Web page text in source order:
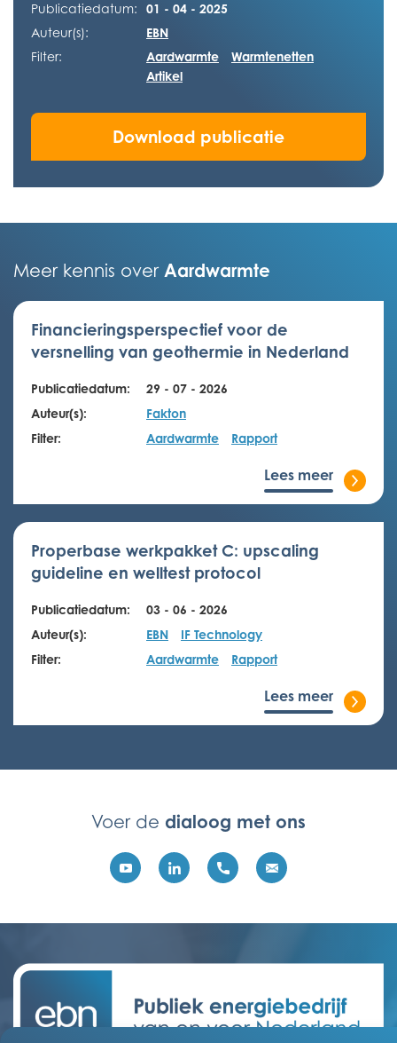
Publicatiedatum:
01 - 04 - 2025
Auteur(s):
EBN
Filter:
Aardwarmte
Warmtenetten
Artikel
Download publicatie
Meer kennis over Aardwarmte
Financieringsperspectief voor de
versnelling van geothermie in Nederland
Publicatiedatum:
29 - 07 - 2026
Auteur(s):
Fakton
Filter:
Aardwarmte Rapport
Lees meer
Properbase werkpakket C: upscaling
guideline en welltest protocol
Publicatiedatum:
03 - 06 - 2026
Auteur(s):
EBN
IF Technology
Filter:
Aardwarmte Rapport
Lees meer
Voer de dialoog met ons